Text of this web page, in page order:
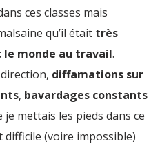
ces classes mais
qu’il était très
monde au travail.
diffamations sur
, bavardages constants
je mettais les pieds dans ce
difficile (voire impossible)